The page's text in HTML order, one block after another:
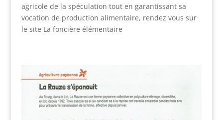
agricole de la spéculation tout en garantissant sa
vocation de production alimentaire, rendez vous sur
le site La foncière élémentaire